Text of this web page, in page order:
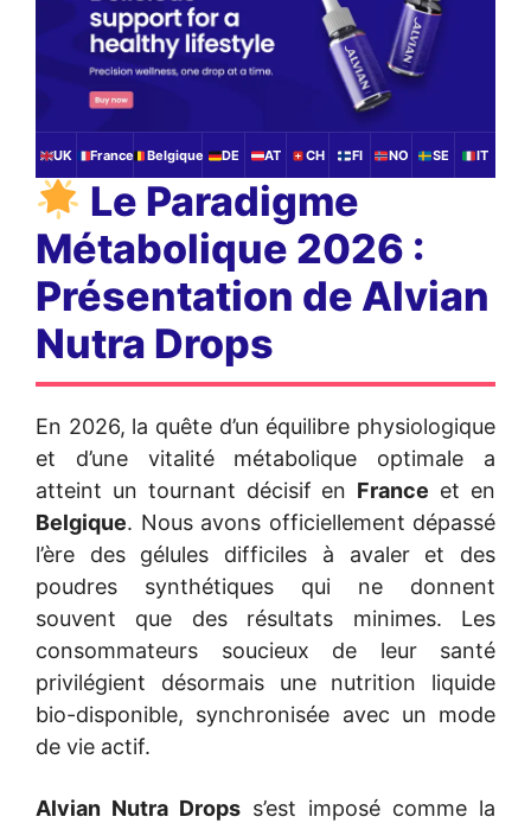
UK France Belgique DE AT CH FI NO SE IT
Le Paradigme
Métabolique 2026 :
Présentation de Alvian
Nutra Drops
En 2026, la quête d’un équilibre physiologique
et d’une vitalité métabolique optimale a
atteint un tournant décisif en France et en
Belgique. Nous avons officiellement dépassé
l’ère des gélules difficiles à avaler et des
poudres synthétiques qui ne donnent
souvent que des résultats minimes. Les
consommateurs soucieux de leur santé
privilégient désormais une nutrition liquide
bio-disponible, synchronisée avec un mode
de vie actif.
Alvian Nutra Drops s’est imposé comme la